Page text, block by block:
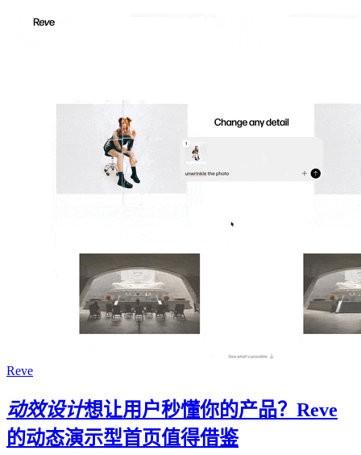
Reve
动效设计想让用户秒懂你的产品？Reve
的动态演示型首页值得借鉴